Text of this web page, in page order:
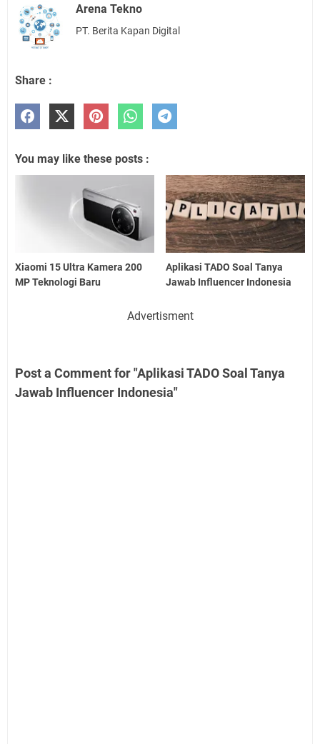
Arena Tekno
PT. Berita Kapan Digital
Share :
You may like these posts :
Xiaomi 15 Ultra Kamera 200
MP Teknologi Baru
Aplikasi TADO Soal Tanya
Jawab Influencer Indonesia
Advertisment
Post a Comment for "Aplikasi TADO Soal Tanya
Jawab Influencer Indonesia"